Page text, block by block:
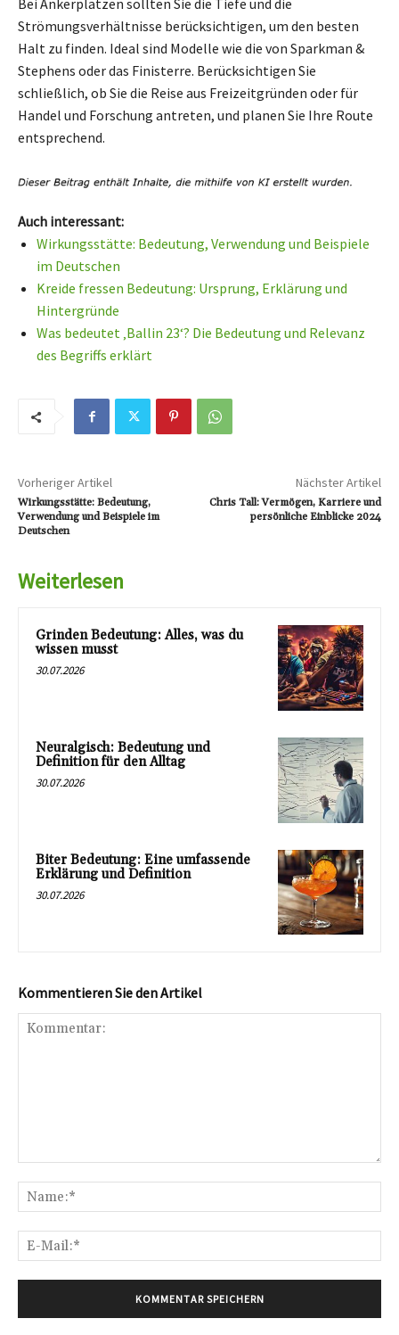
Strömungsverhältnisse berücksichtigen, um den besten
Halt zu finden. Ideal sind Modelle wie die von Sparkman &
Stephens oder das Finisterre. Berücksichtigen Sie
schließlich, ob Sie die Reise aus Freizeitgründen oder für
Handel und Forschung antreten, und planen Sie Ihre Route
entsprechend.
Auch interessant:
Wirkungsstätte: Bedeutung, Verwendung und Beispiele
im Deutschen
Kreide fressen Bedeutung: Ursprung, Erklärung und
Hintergründe
Was bedeutet ‚Ballin 23‘? Die Bedeutung und Relevanz
des Begriffs erklärt
Vorheriger Artikel
Wirkungsstätte: Bedeutung,
Verwendung und Beispiele im
Deutschen
Nächster Artikel
Chris Tall: Vermögen, Karriere und
persönliche Einblicke 2024
Weiterlesen
Grinden Bedeutung: Alles, was du
wissen musst
30.07.2026
Neuralgisch: Bedeutung und
Definition für den Alltag
30.07.2026
Biter Bedeutung: Eine umfassende
Erklärung und Definition
30.07.2026
Kommentieren Sie den Artikel